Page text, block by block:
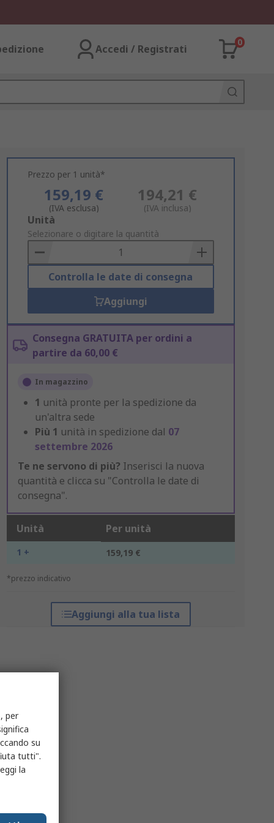
Accedi / Registrati
0
Prezzo per 1 unità*
159,19 €
(IVA esclusa)
194,21 €
(IVA inclusa)
Add
to
Basket
Unità
Selezionare o digitare la quantità
Controlla le date di consegna
Aggiungi
Consegna GRATUITA per ordini a
partire da 60,00 €
In magazzino
1 unità pronte per la spedizione da
un'altra sede
Più 1 unità in spedizione dal 07
settembre 2026
Te ne servono di più? Inserisci la nuova
quantità e clicca su "Controlla le date di
consegna".
Unità Per unità
1 + 159,19 €
*prezzo indicativo
Aggiungi alla tua lista
per
su
tutti".
la